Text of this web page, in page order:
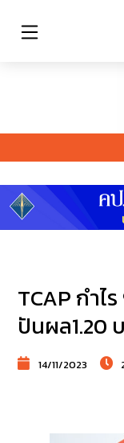
TCAP กำไ
ปันผล1.20
14/11/2023